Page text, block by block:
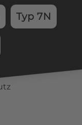
Typ 7N